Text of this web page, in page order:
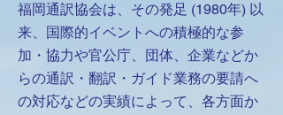
福岡通訳協会は、その発足 (1980年) 以
来、国際的イベントへの積極的な参
加・協力や官公庁、団体、企業などか
らの通訳・翻訳・ガイド業務の要請へ
の対応などの実績によって、各方面か